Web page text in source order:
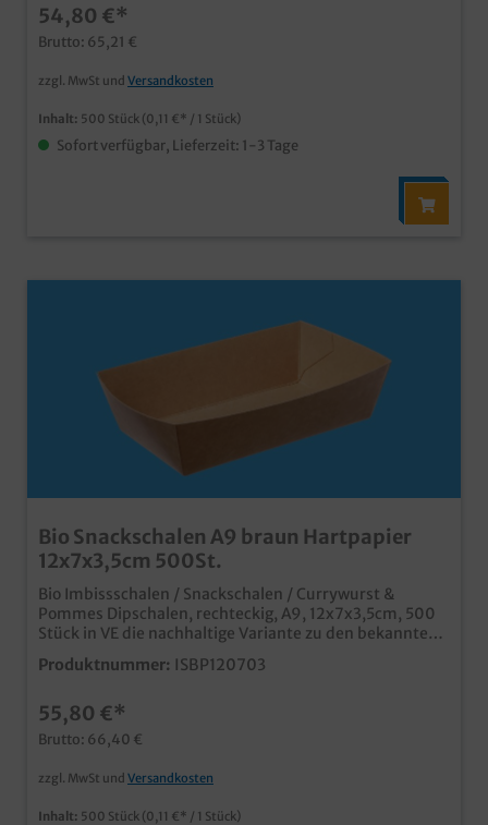
Food Truck, Kantine, usw. in verschiedenen Größen und
auch Unterteilungen erhältlich
54,80 €*
Brutto: 65,21 €
zzgl. MwSt und Versandkosten
Inhalt: 500 Stück (0,11 €* / 1 Stück)
Sofort verfügbar, Lieferzeit: 1-3 Tage
Bio Snackschalen A9 braun Hartpapier
12x7x3,5cm 500St.
Bio Imbissschalen / Snackschalen / Currywurst &
Pommes Dipschalen, rechteckig, A9, 12x7x3,5cm, 500
Stück in VE die nachhaltige Variante zu den bekannten
PP Imbissschalen / A Schalen aus biologisch
abbaubarem, unbeschichtetem Papiermaterial ideal
Food Truck, Kantine, usw. in verschiedenen Größen und
auch Unterteilungen erhältlich
Produktnummer: ISBP120703
55,80 €*
Brutto: 66,40 €
zzgl. MwSt und Versandkosten
Inhalt: 500 Stück (0,11 €* / 1 Stück)